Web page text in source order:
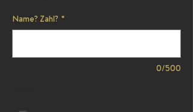
Name? Zahl? *
0/500